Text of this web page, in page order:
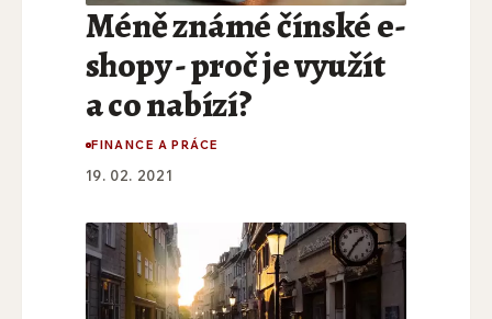
Méně známé čínské e-
shopy - proč je využít
a co nabízí?
FINANCE A PRÁCE
19. 02. 2021